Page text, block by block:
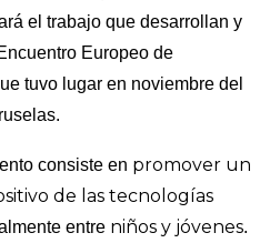
el trabajo que desarrollan y
Europeo de
tuvo lugar en noviembre del
consiste en promover un
de las tecnologías
entre niños y jóvenes.